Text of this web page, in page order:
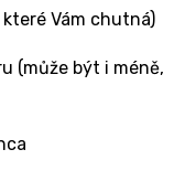
Vám chutná)
(může být i méně,